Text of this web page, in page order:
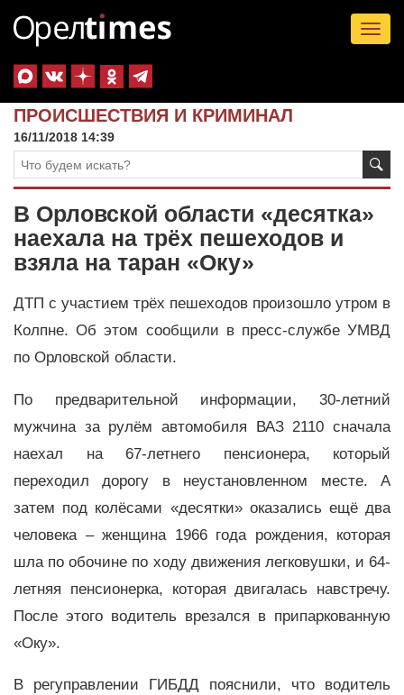
ПРОИСШЕСТВИЯ И КРИМИНАЛ
16/11/2018 14:39
В Орловской области «десятка»
наехала на трёх пешеходов и
взяла на таран «Оку»
ДТП с участием трёх пешеходов произошло утром в
Колпне. Об этом сообщили в пресс-службе УМВД
по Орловской области.
По предварительной информации, 30-летний
мужчина за рулём автомобиля ВАЗ 2110 сначала
наехал на 67-летнего пенсионера, который
переходил дорогу в неустановленном месте. А
затем под колёсами «десятки» оказались ещё два
человека – женщина 1966 года рождения, которая
шла по обочине по ходу движения легковушки, и 64-
летняя пенсионерка, которая двигалась навстречу.
После этого водитель врезался в припаркованную
«Оку».
В регуправлении ГИБДД пояснили, что водитель